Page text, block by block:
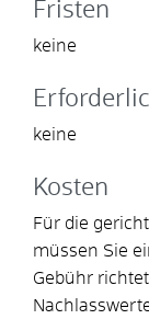
Fristen
keine
keine
Kosten
Für die
müssen Sie
Gebühr